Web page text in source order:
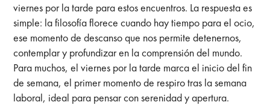
viernes por la tarde para estos encuentros. La respuesta es
simple: la filosofía florece cuando hay tiempo para el ocio,
ese momento de descanso que nos permite detenernos,
contemplar y profundizar en la comprensión del mundo.
Para muchos, el viernes por la tarde marca el inicio del fin
de semana, el primer momento de respiro tras la semana
laboral, ideal para pensar con serenidad y apertura.